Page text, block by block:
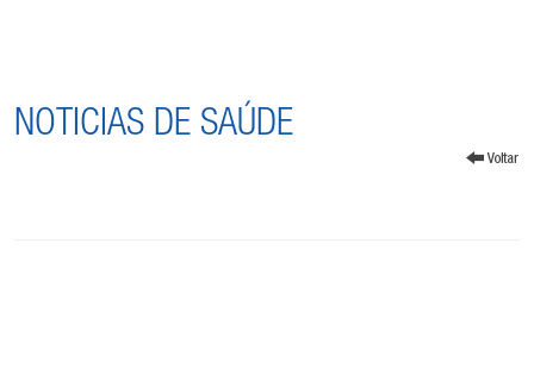
NOTICIAS DE SAÚDE